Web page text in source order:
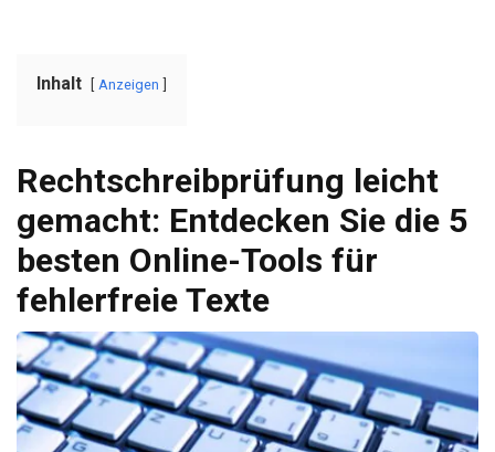
Inhalt Anzeigen
Rechtschreibprüfung leicht
gemacht: Entdecken Sie die 5
besten Online-Tools für
fehlerfreie Texte